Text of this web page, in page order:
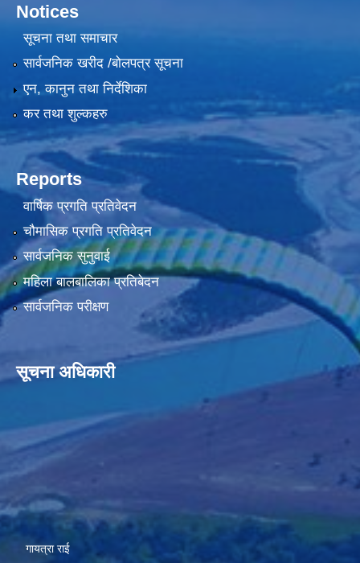
Notices
सूचना तथा समाचार
सार्वजनिक खरीद /बोलपत्र सूचना
एन, कानुन तथा निर्देशिका
कर तथा शुल्कहरु
Reports
वार्षिक प्रगति प्रतिवेदन
चौमासिक प्रगति प्रतिवेदन
सार्वजनिक सुनुवाई
महिला बालबालिका प्रतिबेदन
सार्वजनिक परीक्षण
सूचना अधिकारी
गायत्रा राई